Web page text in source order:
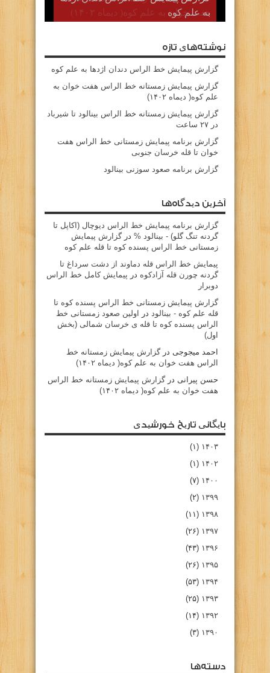
هفت خوان به علم کوه( دیماه ۱۴۰۲)
نوشته‌های تازه
گزارش پیمایش خط الراس دندان اژدها به علم کوه
گزارش پیمایش زمستانه خط الراس هفت خوان به
علم کوه( دیماه ۱۴۰۲)
گزارش پیمایش زمستانه خط الراس بینالود تا شیرباد
در ۲۷ ساعت
گزارش برنامه پیمایش زمستانی خط الراس هفت
خوان تا قله خرسان جنوبی
گزارش برنامه صعود سوزنی بینالود
آخرین دیدگاه‌ها
گزارش برنامه پيمايش خط الراس ديوچال (اكاپل تا
گردنه تنگ گلو) - بينالود % درگزارش پیمایش
زمستانی خط الراس پسنده کوه تا قله علم کوه
پيمايش خط الراس قله دماوند از دشت سرداغ تا
گردنه چورن قله آزادكوه در پیمایش کامل خط الراس
دوبرار
گزارش پیمایش زمستانی خط الراس پسنده کوه تا
قله علم کوه - بينالود در
اولین صعود زمستانی خط
الراس پسنده کوه تا قله ی خرسان شمالی (بخش
اول)
احمد میجوجی درگزارش پیمایش زمستانه خط
الراس هفت خوان به علم کوه( دیماه ۱۴۰۲)
حسن پیرانی درگزارش پیمایش زمستانه خط الراس
هفت خوان به علم کوه( دیماه ۱۴۰۲)
بایگانی تاریخ خورشیدی
۱۴۰۳ (۱)
۱۴۰۲ (۱)
۱۴۰۰ (۷)
۱۳۹۹ (۲)
۱۳۹۸ (۱۱)
۱۳۹۷ (۲۶)
۱۳۹۶ (۴۳)
۱۳۹۵ (۲۶)
۱۳۹۴ (۵۳)
۱۳۹۳ (۲۵)
۱۳۹۲ (۱۴)
۱۳۹۰ (۳)
دسته‌ها